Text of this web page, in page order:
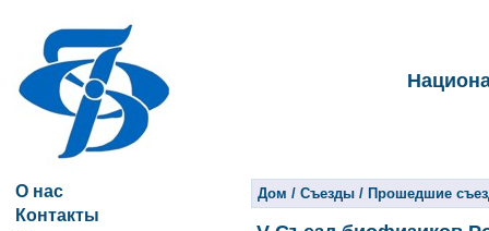
О нас
Контакты
Дом / Съезды / Прошедшие